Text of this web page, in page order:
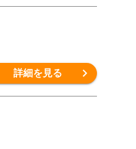
詳細を見る